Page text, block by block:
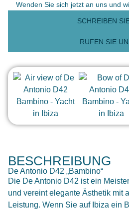
Wenden Sie sich jetzt an uns und
SCHREIBEN
RUFEN SIE
BESCHREIBUNG
De Antonio D42 „Bambino“
Die De Antonio D42 ist ein
und vereint elegante Ästhetik mit
Leistung. Wenn Sie auf Ibiza ein